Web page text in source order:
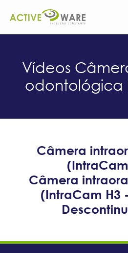
Vídeos
odontológica
Câmera
Câmera
(IntraCam H3